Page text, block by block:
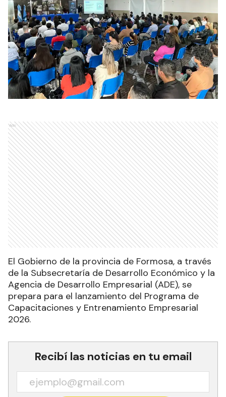
Ads
El Gobierno de la provincia de Formosa, a través
de la Subsecretaría de Desarrollo Económico y la
Agencia de Desarrollo Empresarial (ADE), se
prepara para el lanzamiento del Programa de
Capacitaciones y Entrenamiento Empresarial
2026.
Recibí las noticias en tu email